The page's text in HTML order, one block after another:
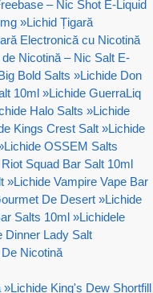
– Nic Shot E-Liquid
»Lichid Țigară
Electronică cu Nicotină
Nicotină – Nic Salt E-
Bold Salts »Lichide Don
10ml »Lichide GuerraLiq
Halo Salts »Lichide
Kings Crest Salt »Lichide
Lichide OSSEM Salts
Squad Bar Salt 10ml
»Lichide Vampire Vape Bar
De Desert »Lichide
Salts 10ml »Lichidele
Dinner Lady Salt
Nicotină
»Lichide King's Dew Shortfill